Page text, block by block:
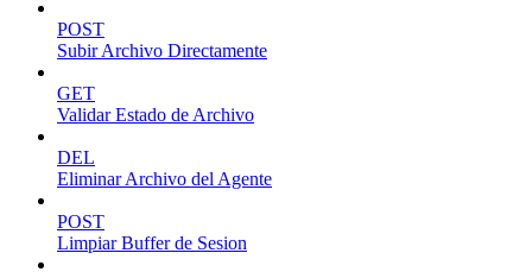
POST
Subir Archivo Directamente
GET
Validar Estado de Archivo
DEL
Eliminar Archivo del Agente
POST
Limpiar Buffer de Sesion